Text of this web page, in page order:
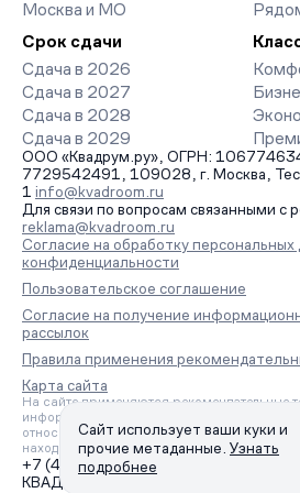
Москва и МО
Срок сдачи
Сдача в 2026
Сдача в 2027
Сдача в 2028
Сдача в 2029
ООО «Квадрум.ру», ОГРН:
7729542491, 109028, г. Москва,
1 info@kvadroom.ru
Для связи по вопросам связанными с
reklama@kvadroom.ru
Согласие на обработку
конфиденциальности
Пользовательское соглашение
Согласие на получение
рассылок
Правила применения
Карта сайта
На сайте применяются рекомендательные
информации на основе сбора,
относящихся к предпочтениям
находящихся на территории Российской
+7 (495) 157-88-80
КВАДРУМ © 2006 – 2026. Все права
Сайт использует ваши куки и
прочие метаданные. Узнать
подробнее